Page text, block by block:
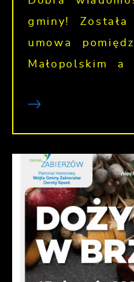
gminy! Została
umowa
Małopolskim a